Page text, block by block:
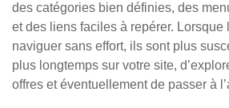
des catégories bien définies, des
et des liens faciles à repérer. Lorsque
naviguer sans effort, ils sont plus
plus longtemps sur votre site,
offres et éventuellement de passer à